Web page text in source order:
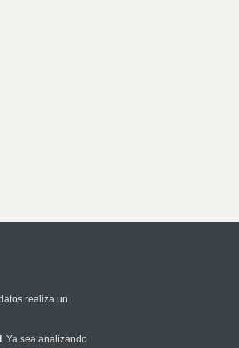
realiza un
. Ya sea analizando